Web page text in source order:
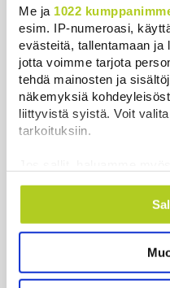
Me ja 1022
esim. IP-numeroasi,
evästeitä, tallentamaan ja
jotta voimme tarjota
tehdä mainosten ja
näkemyksiä
liittyvistä syistä. Voit
tarkoituksiin.
Kerätä tietoja
mahdollisesti
ominaispiirteitä
Lue lisää siitä, miten
HS: Kaikkonen
Uutiset | 8.8.2026 13:09
Ursa on myynyt
auringonpimennyksen
Uutiset 8.8.2026 11:31
auringonpimennys
Haaparantaan, mutta
Uutiset | 8.8.2026 10:44